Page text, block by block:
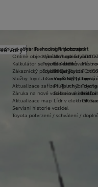
vozyVybrat vhodné financování
Vybrat vhodné
Toyota Kredit
Toyota Easy
Leasing KINTO One
zóna
Online objednání do servisu
Kalkulátor servisních úkonů
Zákaznický portál Moje Toyota
Služby Toyota Connected/MyToyota
Aktualizace zařízení Touch 2 s
Záruka na nové vozidlo a asistenční
Aktualizace map
Servisní historie vozidel
Toyota potvrzení / schválení /
Technologie pohonu
Let's go beyond
Elektrifikované
Plně hybridní
Vodíkový palivový
Plug-in hybrid
Bateriové
Lídr v
Motorsport
GR